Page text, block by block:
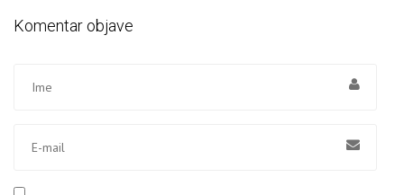
Komentar objave